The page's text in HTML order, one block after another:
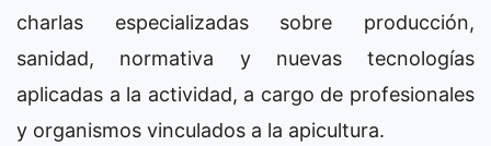
charlas especializadas sobre producción,
sanidad, normativa y nuevas tecnologías
aplicadas a la actividad, a cargo de profesionales
y organismos vinculados a la apicultura.